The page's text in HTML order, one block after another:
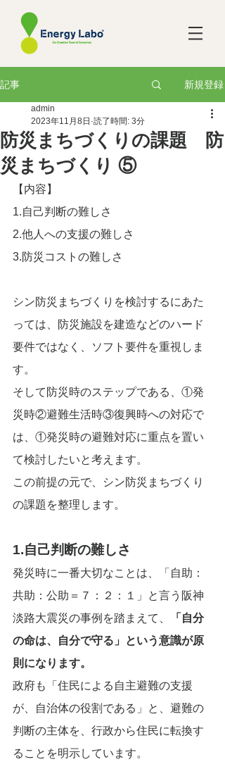
記事 新規登録
防災まちづくりの課題 防
災まちづくり ⑤
admin
2023年11月8日 読了時間: 3分
【内容】
1.自己判断の難しさ
2.他人への支援の難しさ
3.防災コストの難しさ
シン防災まちづくりを検討するにあた
っては、防災施設を建造などのハード
要件ではなく、ソフト要件を重視しま
す。
そして防災時のステップである、①発
災時②避難生活時③復興時への対応で
は、①発災時の避難対応に重点を置い
て検討したいと考えます。
この前提の元で、シン防災まちづくり
の課題を整理します。
1.自己判断の難しさ
発災時に一番大切なことは、「自助：
共助：公助＝７：２：１」と言う阪神
淡路大震災の事例を踏まえて、
「自分
の命は、自分で守る」という意識が原
則になります。
政府も「住民による自主避難の支援
が、自治体の役割である」と、避難の
判断の主体を、行政から住民に転換す
ることを明示しています。